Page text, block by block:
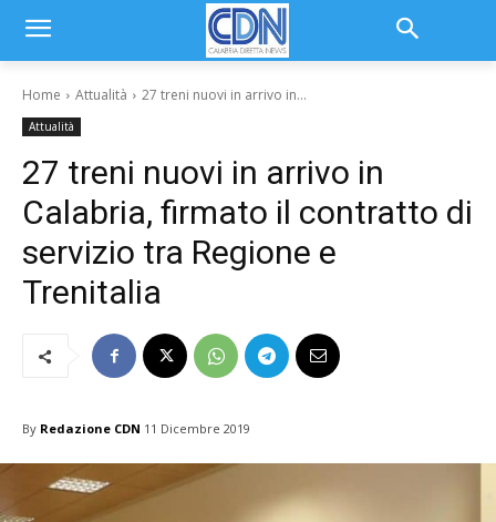
Home Attualità 27 treni nuovi in arrivo in...
Attualità
27 treni nuovi in arrivo in
Calabria, firmato il contratto di
servizio tra Regione e
Trenitalia
By Redazione CDN 11 Dicembre 2019